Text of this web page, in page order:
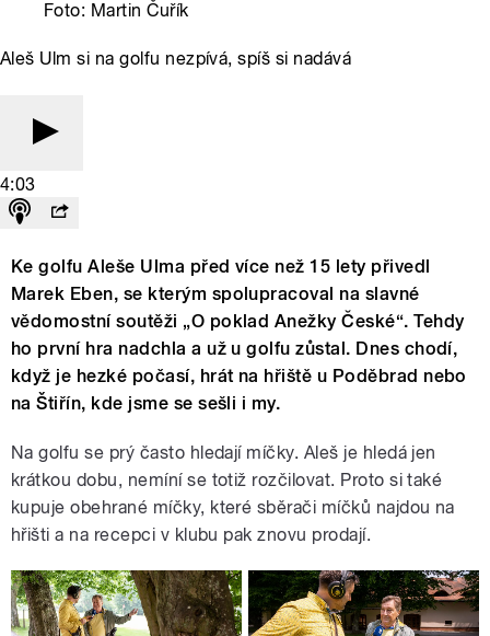
Foto: Martin Čuřík
Aleš Ulm si na golfu nezpívá, spíš si nadává
4:03
Ke golfu Aleše Ulma před více než 15 lety přivedl
Marek Eben, se kterým spolupracoval na slavné
vědomostní soutěži „O poklad Anežky České“. Tehdy
ho první hra nadchla a už u golfu zůstal. Dnes chodí,
když je hezké počasí, hrát na hřiště u Poděbrad nebo
na Štiřín, kde jsme se sešli i my.
Na golfu se prý často hledají míčky. Aleš je hledá jen
krátkou dobu, nemíní se totiž rozčilovat. Proto si také
kupuje obehrané míčky, které sběrači míčků najdou na
hřišti a na recepci v klubu pak znovu prodají.